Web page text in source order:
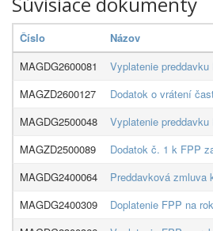
Číslo
Názov
MAGDG2600081
Vyplatenie
MAGZD2600127
Dodatok o vrátení
MAGDG2500048
Vyplatenie
MAGZD2500089
Dodatok č. 1 k FPP
MAGDG2400064
Preddavková zmluva
MAGDG2400309
Doplatenie FPP na